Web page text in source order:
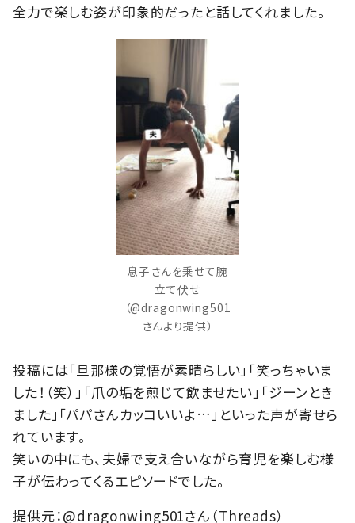
全力で楽しむ姿が印象的だったと話してくれました。
息子さんを乗せて腕
立て伏せ
（@dragonwing501
さんより提供）
投稿には「旦那様の覚悟が素晴らしい」「笑っちゃいま
した！（笑）」「爪の垢を煎じて飲ませたい」「ジーンとき
ました」「パパさんカッコいいよ…」といった声が寄せら
れています。
笑いの中にも、夫婦で支え合いながら育児を楽しむ様
子が伝わってくるエピソードでした。
提供元：@dragonwing501さん（Threads）